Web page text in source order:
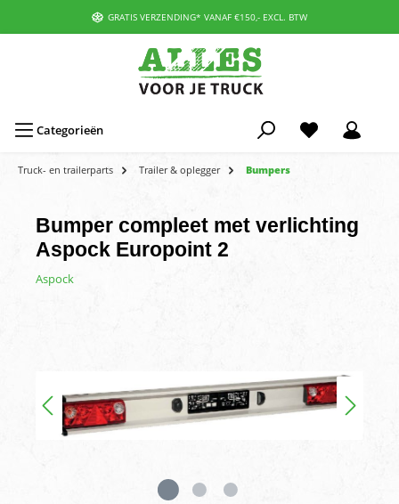
GRATIS VERZENDING* VANAF €150,- EXCL. BTW
Categorieën
Truck- en trailerparts Trailer & oplegger Bumpers
Bumper compleet met verlichting
Aspock Europoint 2
Aspock